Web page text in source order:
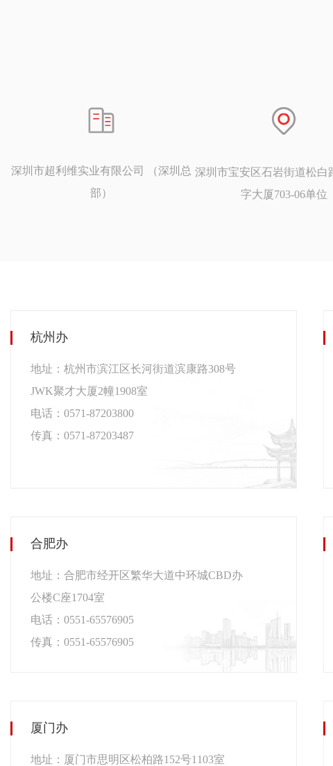
深圳市超利维实业有限公司 （深圳总
部）
深圳市宝安区石岩街道松白
字大厦703-06单位
杭州办
地址：杭州市滨江区长河街道滨康路308号
JWK聚才大厦2幢1908室
电话：0571-87203800
传真：0571-87203487
合肥办
地址：合肥市经开区繁华大道中环城CBD办
公楼C座1704室
电话：0551-65576905
传真：0551-65576905
厦门办
地址：厦门市思明区松柏路152号1103室